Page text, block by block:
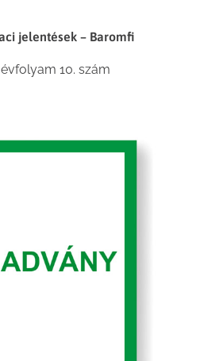
jelentések – Baromfi
évfolyam 10. szám